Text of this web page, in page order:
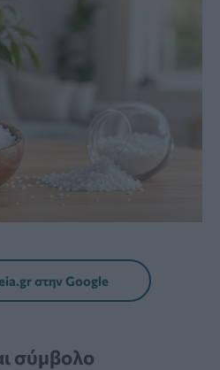
στην Google
σύμβολο